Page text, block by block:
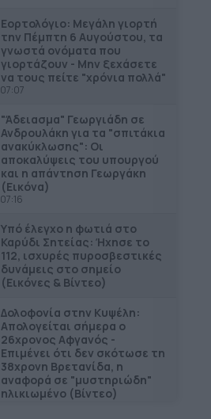
Εορτολόγιο: Μεγάλη γιορτή
την Πέμπτη 6 Αυγούστου, τα
γνωστά ονόματα που
γιορτάζουν - Μην ξεχάσετε
να τους πείτε "χρόνια πολλά"
07:07
"Άδειασµα" Γεωργιάδη σε
Ανδρουλάκη για τα "σπιτάκια
ανακύκλωσης": Οι
αποκαλύψεις του υπουργού
και η απάντηση Γεωργάκη
(Εικόνα)
07:16
Υπό έλεγχο η φωτιά στο
Καρύδι Σητείας: Ήχησε το
112, ισχυρές πυροσβεστικές
δυνάμεις στο σημείο
(Εικόνες & Βίντεο)
Δολοφονία στην Κυψέλη:
Απολογείται σήμερα ο
26χρονος Αφγανός -
Επιμένει ότι δεν σκότωσε τη
38χρονη Βρετανίδα, η
αναφορά σε "μυστηριώδη"
ηλικιωμένο (Βίντεο)